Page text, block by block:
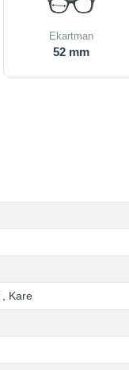
Ekartman
52 mm
Kare